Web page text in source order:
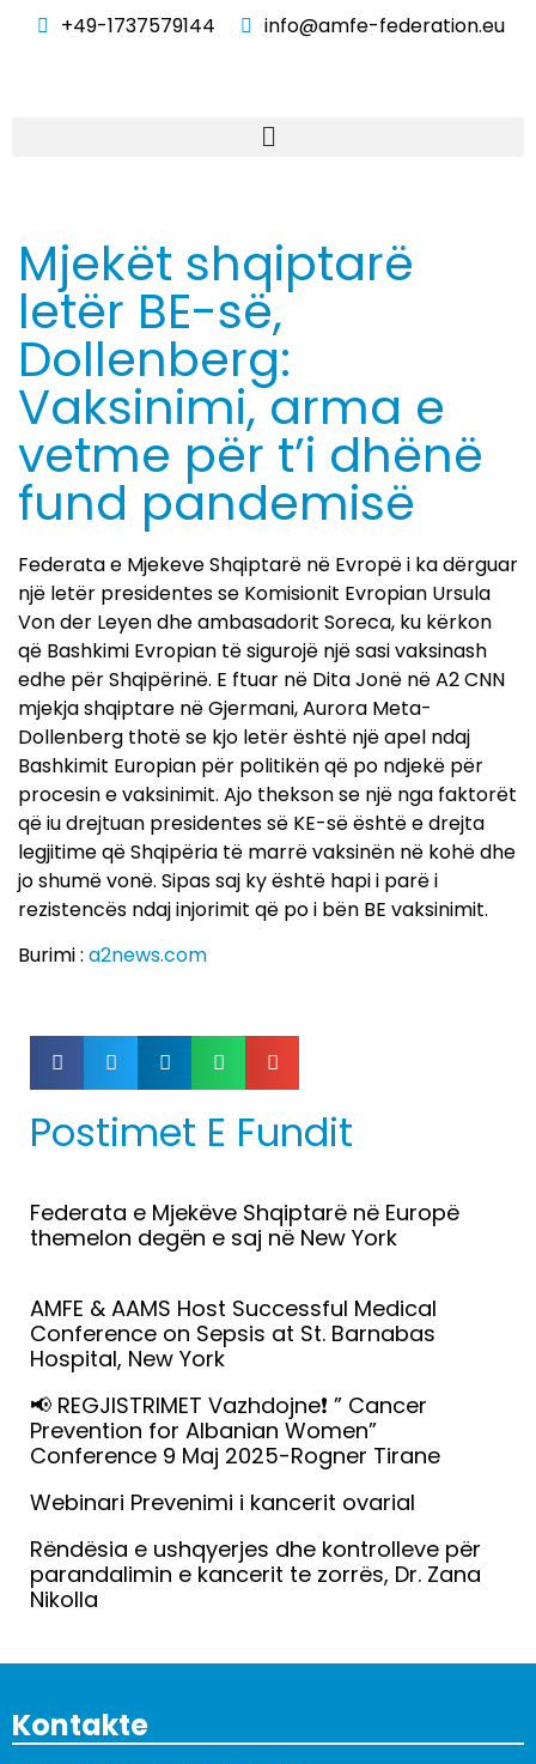
+49-1737579144 info@amfe-federation.eu
Mjekët shqiptarë
letër BE-së,
Dollenberg:
Vaksinimi, arma e
vetme për t’i dhënë
fund pandemisë
Federata e Mjekeve Shqiptarë në Evropë i ka dërguar
një letër presidentes se Komisionit Evropian Ursula
Von der Leyen dhe ambasadorit Soreca, ku kërkon
që Bashkimi Evropian të sigurojë një sasi vaksinash
edhe për Shqipërinë. E ftuar në Dita Jonë në A2 CNN
mjekja shqiptare në Gjermani, Aurora Meta-
Dollenberg thotë se kjo letër është një apel ndaj
Bashkimit Europian për politikën që po ndjekë për
procesin e vaksinimit. Ajo thekson se një nga faktorët
që iu drejtuan presidentes së KE-së është e drejta
legjitime që Shqipëria të marrë vaksinën në kohë dhe
jo shumë vonë. Sipas saj ky është hapi i parë i
rezistencës ndaj injorimit që po i bën BE vaksinimit.
Burimi : a2news.com
Postimet E Fundit
Federata e Mjekëve Shqiptarë në Europë
themelon degën e saj në New York
AMFE & AAMS Host Successful Medical
Conference on Sepsis at St. Barnabas
Hospital, New York
📢 REGJISTRIMET Vazhdojne❗️ ” Cancer
Prevention for Albanian Women”
Conference 9 Maj 2025-Rogner Tirane
Webinari Prevenimi i kancerit ovarial
Rëndësia e ushqyerjes dhe kontrolleve për
parandalimin e kancerit te zorrës, Dr. Zana
Nikolla
Kontakte